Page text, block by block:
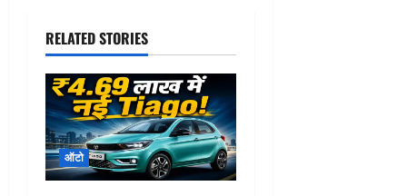
i
g
a
t
i
RELATED STORIES
ऑटो